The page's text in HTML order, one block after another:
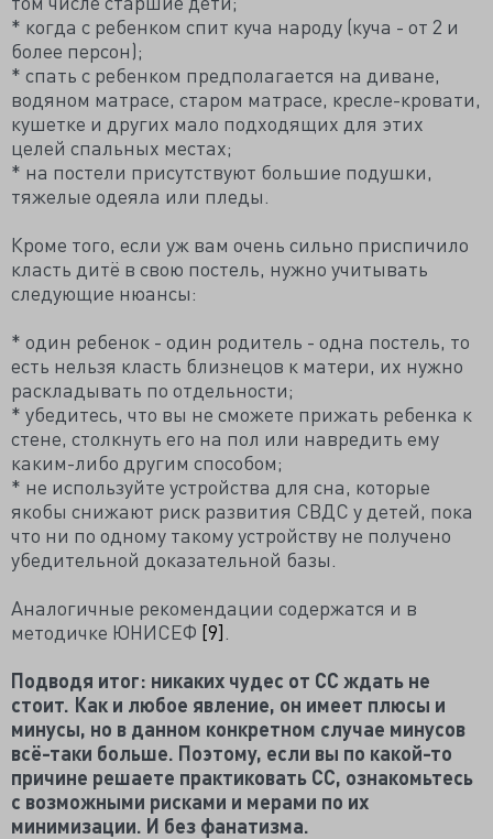
* когда с ребенком спит куча народу (куча - от 2 и
более персон);
* спать с ребенком предполагается на диване,
водяном матрасе, старом матрасе, кресле-кровати,
кушетке и других мало подходящих для этих
целей спальных местах;
* на постели присутствуют большие подушки,
тяжелые одеяла или пледы.
Кроме того, если уж вам очень сильно приспичило
класть дитё в свою постель, нужно учитывать
следующие нюансы:
* один ребенок - один родитель - одна постель, то
есть нельзя класть близнецов к матери, их нужно
раскладывать по отдельности;
* убедитесь, что вы не сможете прижать ребенка к
стене, столкнуть его на пол или навредить ему
каким-либо другим способом;
* не используйте устройства для сна, которые
якобы снижают риск развития СВДС у детей, пока
что ни по одному такому устройству не получено
убедительной доказательной базы.
Аналогичные рекомендации содержатся и в
методичке ЮНИСЕФ [9]
Подводя итог: никаких чудес от СС ждать не
стоит. Как и любое явление, он имеет плюсы и
минусы, но в данном конкретном случае минусов
всё-таки больше. Поэтому, если вы по какой-то
причине решаете практиковать СС, ознакомьтесь
с возможными рисками и мерами по их
минимизации. И без фанатизма.